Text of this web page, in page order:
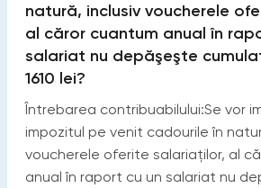
natură, inclusiv voucherele
al căror cuantum anual în
salariat nu depăşeşte
1610 lei?
Întrebarea contribuabilului:Se vor
impozitul pe venit cadourile în
voucherele oferite salariaţilor, al
anual în raport cu un salariat nu